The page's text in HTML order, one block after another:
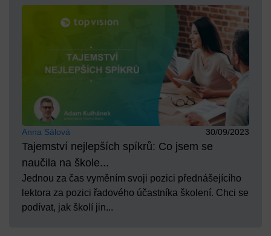
Anna Sálová 30/09/2023
Tajemství nejlepších spíkrů: Co jsem se
naučila na škole...
Jednou za čas vyměním svoji pozici přednášejícího
lektora za pozici řadového účastníka školení. Chci se
podívat, jak školí jin...